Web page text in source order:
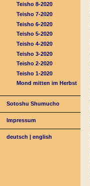
Teisho 8-2020
Teisho 7-2020
Teisho 6-2020
Teisho 5-2020
Teisho 4-2020
Teisho 3-2020
Teisho 2-2020
Teisho 1-2020
Mond mitten im Herbst
Sotoshu Shumucho
Impressum
deutsch |english